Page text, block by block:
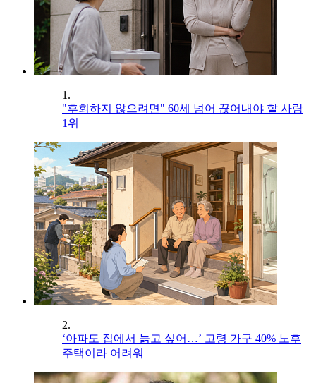
1.
"후회하지 않으려면" 60세 넘어 끊어내야 할 사람
1위
2.
‘아파도 집에서 늙고 싶어…’ 고령 가구 40% 노후
주택이라 어려워